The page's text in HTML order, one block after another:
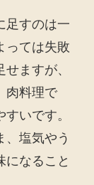
足すのは一
っては失敗
ますが、
肉料理で
いです。
、塩気やう
になること